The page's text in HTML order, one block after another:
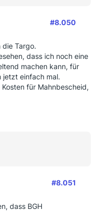
#8.050
die Targo.
dass ich noch eine
machen kann, für
jetzt einfach mal.
für Mahnbescheid,
#8.051
dass BGH